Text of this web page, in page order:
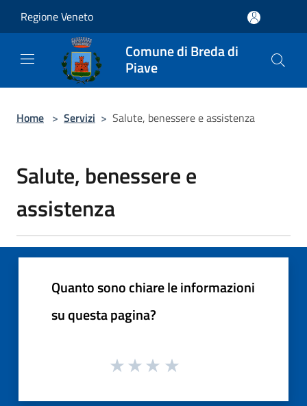
Regione Veneto
Comune di Breda di
Piave
Home > Servizi > Salute, benessere e assistenza
Salute, benessere e
assistenza
Quanto sono chiare le informazioni
su questa pagina?